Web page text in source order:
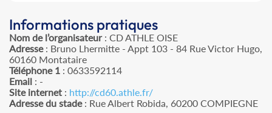
Informations pratiques
Nom de l’organisateur: CD ATHLE OISE
Adresse: Bruno Lhermitte - Appt 103 - 84 Rue Victor Hugo,
60160 Montataire
Téléphone 1 : 0633592114
Email : -
Site internet : http://cd60.athle.fr/
Adresse du stade: Rue Albert Robida, 60200 COMPIEGNE